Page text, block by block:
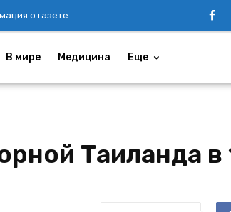
о газете
В мире Медицина Еще
Таиланда в